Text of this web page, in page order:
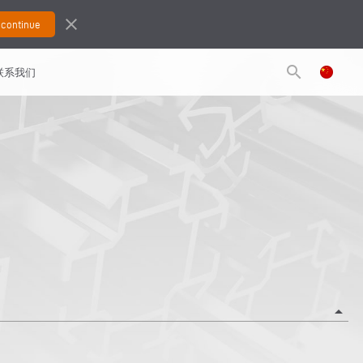
close
系我们 search
arrow_drop_up